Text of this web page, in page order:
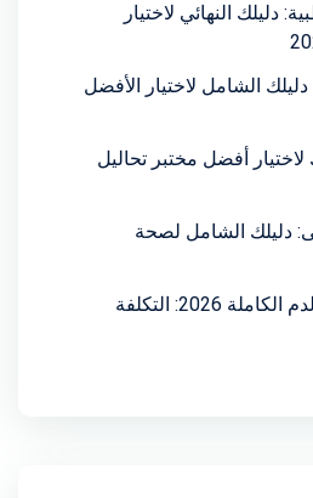
دليلك النهائي لاختيار
الشامل لاختيار الأفضل
أفضل مختبر تحاليل
دليلك الشامل لصحة
سعر تحليل صورة الدم الكاملة 2026: التكلفة